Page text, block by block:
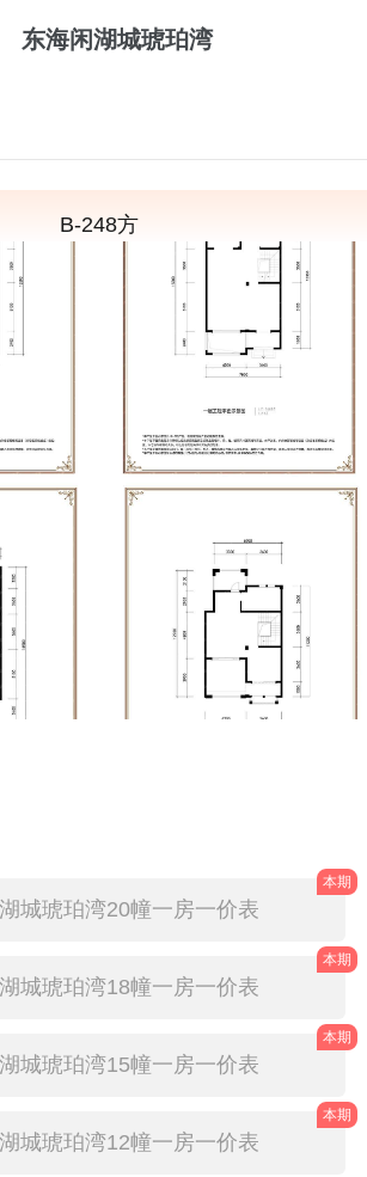
东海闲湖城琥珀湾
B-248方
城琥珀湾20幢一房一价表
本期
城琥珀湾18幢一房一价表
本期
城琥珀湾15幢一房一价表
本期
城琥珀湾12幢一房一价表
本期